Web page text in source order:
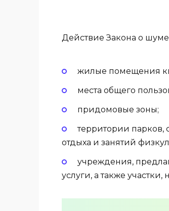
Действие Закона о
жилые помещения
места общего
придомовые зоны;
территории парков,
отдыха и занятий
учреждения,
услуги, а также